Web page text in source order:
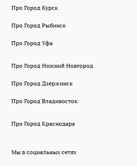
Про Город Курск
Про Город Рыбинск
Про Город Уфа
Про Город Нижний Новгород
Про Город Дзержинск
Про Город Владивосток
Про Город Краснодара
Мы в социальных сетях